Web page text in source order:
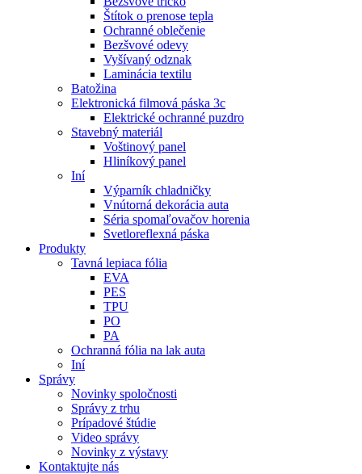
Štítok o prenose tepla
Ochranné oblečenie
Bezšvové odevy
Vyšívaný odznak
Laminácia textilu
Batožina
Elektronická filmová páska 3c
Elektrické ochranné puzdro
Stavebný materiál
Voštinový panel
Hliníkový panel
Iní
Výparník chladničky
Vnútorná dekorácia auta
Séria spomaľovačov horenia
Svetloreflexná páska
Produkty
Tavná lepiaca fólia
EVA
PES
TPU
PO
PA
Ochranná fólia na lak auta
Iní
Správy
Novinky spoločnosti
Správy z trhu
Prípadové štúdie
Video správy
Novinky z výstavy
Kontaktujte nás